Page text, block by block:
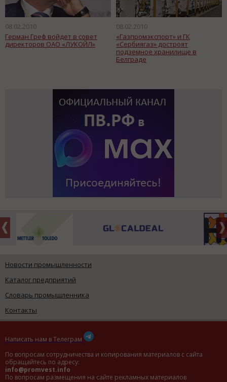
08.02.2010
Герман Греф войдет в совет
директоров ОАО «ЛУКОЙЛ»
08.02.2010
«Газпромэкспорт» и ГК
«Сербиягаз» достроят
подземное хранилище в
Белграде
Новости промышленности
Каталог предприятий
Словарь промышленника
Контакты
Написать нам в Телеграм
По вопросам сотрудничества и копирования материалов с сайта
обращайтесь по адресу:
info@promvest.info
По вопросам размещения на сайте рекламных материалов